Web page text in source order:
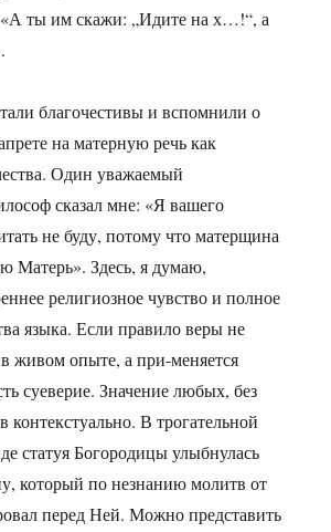
ты им скажи: „Идите на х…!“, а
благочестивы и вспомнили о
на матерную речь как
Один уважаемый
сказал мне: «Я вашего
не буду, потому что матерщина
Матерь». Здесь, я думаю,
религиозное чувство и полное
языка. Если правило веры не
живом опыте, а при-меняется
суеверие. Значение любых, без
контекстуально. В трогательной
статуя Богородицы улыбнулась
который по незнанию молитв от
перед Ней. Можно представить